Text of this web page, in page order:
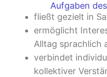
Aufgaben
fließt gezielt in
ermöglicht
Alltag sprachlich
verbindet
kollektiver